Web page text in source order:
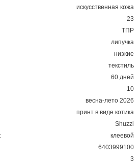
искусственная кожа
23
ТПР
липучка
низкие
текстиль
60 дней
10
весна-лето 2026
принт в виде котика
Shuzzi
клеевой
6403999100
3